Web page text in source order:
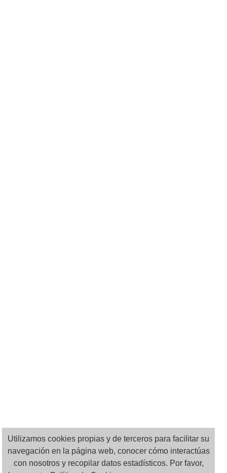
Utilizamos cookies propias y de terceros para facilitar su
navegación en la página web, conocer cómo interactúas
con nosotros y recopilar datos estadísticos. Por favor,